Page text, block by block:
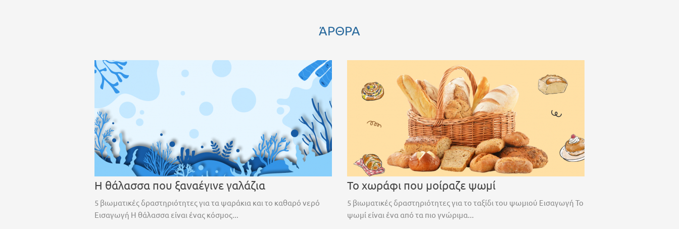
ΆΡΘΡΑ
Η θάλασσα που ξαναέγινε γαλάζια
5 βιωματικές δραστηριότητες για τα ψαράκια και το καθαρό νερό
Εισαγωγή Η θάλασσα είναι ένας κόσμος...
Το χωράφι που μοίραζε ψωμί
5 βιωματικές δραστηριότητες για το ταξίδι του ψωμιού Εισαγωγή Το
ψωμί είναι ένα από τα πιο γνώριμα...